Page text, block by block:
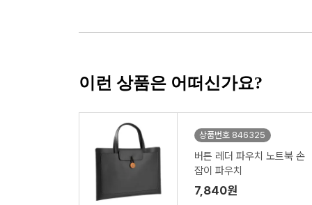
이런 상품은 어떠신가요?
상품번호 846325
버튼 레더 파우치 노트북 손
잡이 파우치
7,840원